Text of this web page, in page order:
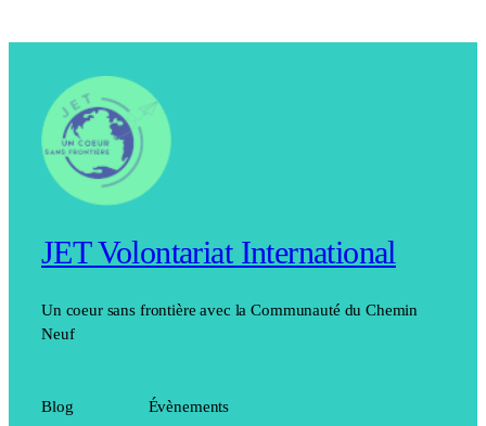
JET Volontariat International
Un coeur sans frontière avec la Communauté du Chemin
Neuf
Blog Évènements